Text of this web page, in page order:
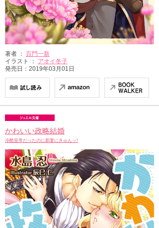
著者 ： 百門一新
イラスト ： アオイ冬子
発売日：2019年03月01日
かわいい政略結婚
冷酷皇帝だったのに新妻にきゅんッ!